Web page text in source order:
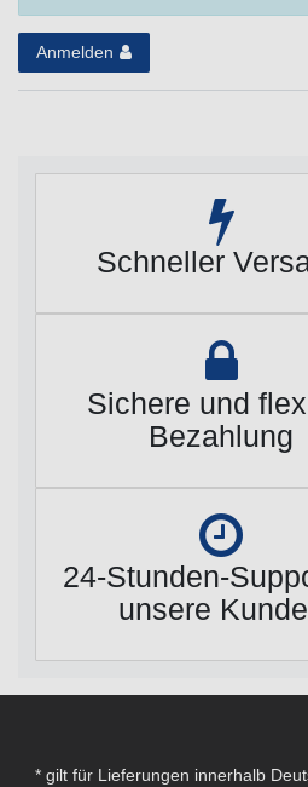
Anmelden
Schneller
Sichere und
Bezahlung
24-Stunden-
unsere
* gilt für Lieferungen innerhalb